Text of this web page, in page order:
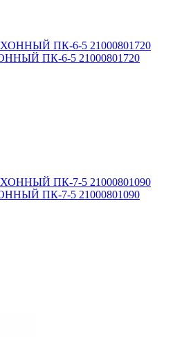
ПК-6-5 21000801720
ПК-7-5 21000801090